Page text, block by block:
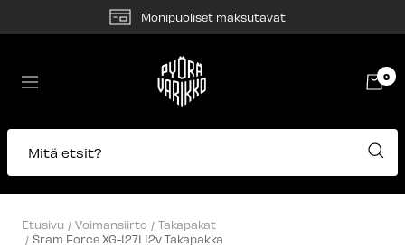
Monipuoliset maksutavat
Navigaatio
Pyörävarikko
0
Mitä etsit?
Etusivu Voimansiirto
Takapakat
Sram Force XG-1271 12v Takapakka